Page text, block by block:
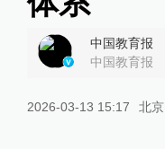
中国教育报
中国教育报
2026-03-13 15:17 北京